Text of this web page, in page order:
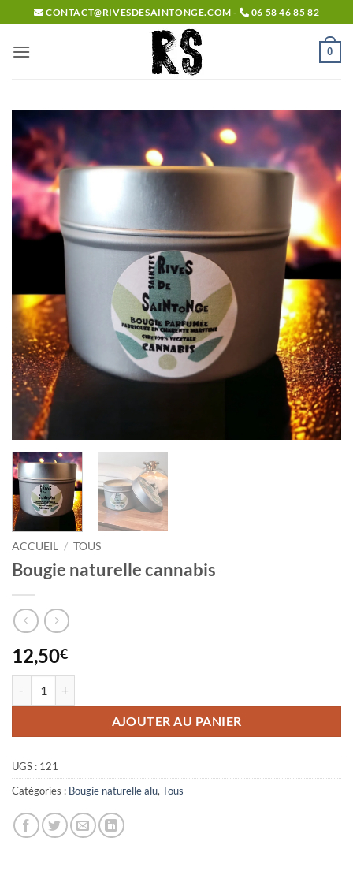
Passer
au
contenu
CONTACT@RIVESDESAINTONGE.COM - 06 58 46 85 82
0
ACCUEIL / TOUS
Bougie naturelle cannabis
12,50€
AJOUTER AU PANIER
UGS : 121
Catégories : Bougie naturelle alu, Tous